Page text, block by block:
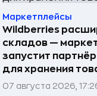
Маркетплейсы
Wildberries
складов —
запустит
для хранения
07 августа 2026,